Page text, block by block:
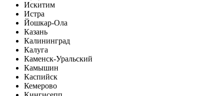
Искитим
Истра
Йошкар-Ола
Казань
Калининград
Калуга
Каменск-Уральский
Камышин
Каспийск
Кемерово